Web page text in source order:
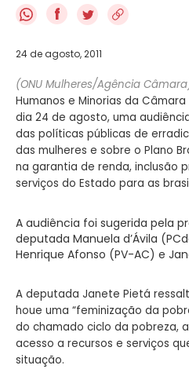
f
24 de agosto, 2011
(ONU Mulheres/Agência
Humanos e Minorias da
dia 24 de agosto, uma
das políticas públicas de
das mulheres e sobre o Plano
na garantia de renda, inclusão
serviços do Estado para as
A audiência foi sugerida pela
deputada Manuela d’Ávila
Henrique Afonso (PV-AC) e
A deputada Janete Pietá
houe uma “feminização da
do chamado ciclo da pobreza,
acesso a recursos e serviços
situação.